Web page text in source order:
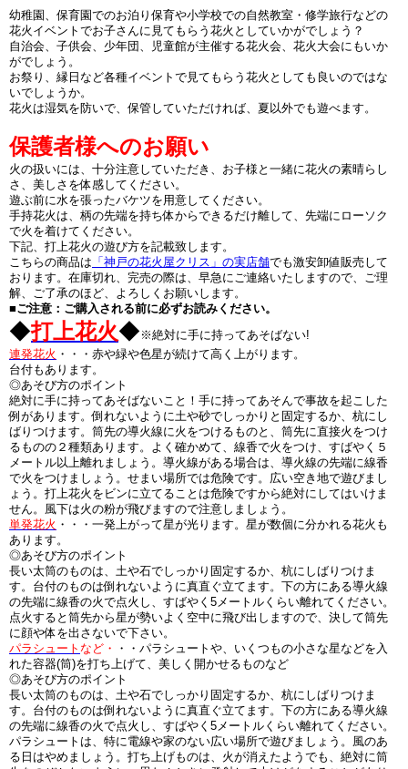
幼稚園、保育園でのお泊り保育や小学校での自然教室・修学旅行などの
花火イベントでお子さんに見てもらう花火としていかがでしょう？
自治会、子供会、少年団、児童館が主催する花火会、花火大会にもいか
がでしょう。
お祭り、縁日など各種イベントで見てもらう花火としても良いのではな
いでしょうか。
花火は湿気を防いで、保管していただければ、夏以外でも遊べます。
保護者様へのお願い
火の扱いには、十分注意していただき、お子様と一緒に花火の素晴らし
さ、美しさを体感してください。
遊ぶ前に水を張ったバケツを用意してください。
手持花火は、柄の先端を持ち体からできるだけ離して、先端にローソク
で火を着けてください。
下記、打上花火の遊び方を記載致します。
こちらの商品は 「神戸の花火屋クリス」の実店舗でも激安卸値販売して
おります。在庫切れ、完売の際は、早急にご連絡いたしますので、ご理
解、ご了承のほど、よろしくお願いします。
■ご注意：ご購入される前に必ずお読みください。
◆打上花火◆ ※絶対に手に持ってあそばない!
連発花火 ・・・赤や緑や色星が続けて高く上がります。
台付もあります。
◎あそび方のポイント
絶対に手に持ってあそばないこと！手に持ってあそんで事故を起こした
例があります。倒れないように土や砂でしっかりと固定するか、杭にし
ばりつけます。筒先の導火線に火をつけるものと、筒先に直接火をつけ
るものの２種類あります。よく確かめて、線香で火をつけ、すばやく５
メートル以上離れましょう。導火線がある場合は、導火線の先端に線香
で火をつけましょう。せまい場所では危険です。広い空き地で遊びまし
ょう。打上花火をビンに立てることは危険ですから絶対にしてはいけま
せん。風下は火の粉が飛びますので注意しましょう。
単発花火 ・・・一発上がって星が光ります。星が数個に分かれる花火も
あります。
◎あそび方のポイント
長い太筒のものは、土や石でしっかり固定するか、杭にしばりつけま
す。台付のものは倒れないように真直ぐ立てます。下の方にある導火線
の先端に線香の火で点火し、すばやく5メートルくらい離れてください。
点火すると筒先から星が勢いよく空中に飛び出しますので、決して筒先
に顔や体を出さないで下さい。
パラシュート など・
・・パラシュートや、いくつもの小さな星などを入
れた容器(筒)を打ち上げて、美しく開かせるものなど
◎あそび方のポイント
長い太筒のものは、土や石でしっかり固定するか、杭にしばりつけま
す。台付のものは倒れないように真直ぐ立てます。下の方にある導火線
の先端に線香の火で点火し、すばやく5メートルくらい離れてください。
パラシュートは、特に電線や家のない広い場所で遊びましょう。風のあ
る日はやめましょう。打ち上げものは、火が消えたようでも、絶対に筒